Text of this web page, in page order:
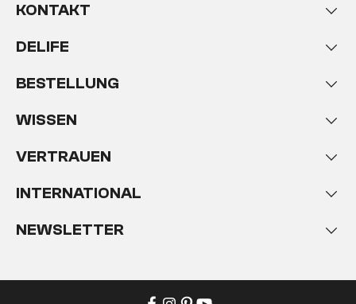
KONTAKT
DELIFE
BESTELLUNG
WISSEN
VERTRAUEN
INTERNATIONAL
NEWSLETTER